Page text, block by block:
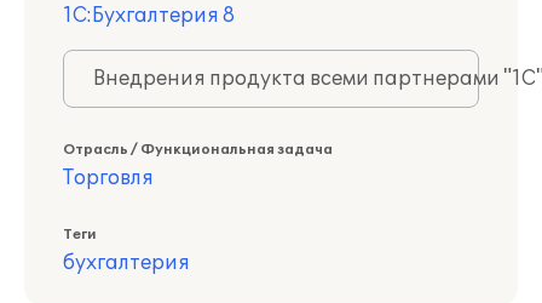
1С:Бухгалтерия 8
Внедрения продукта всеми партнерами
Отрасль / Функциональная задача
Торговля
Теги
бухгалтерия